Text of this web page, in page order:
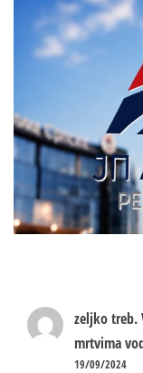
zeljko treb.
mrtvima
19/09/2024